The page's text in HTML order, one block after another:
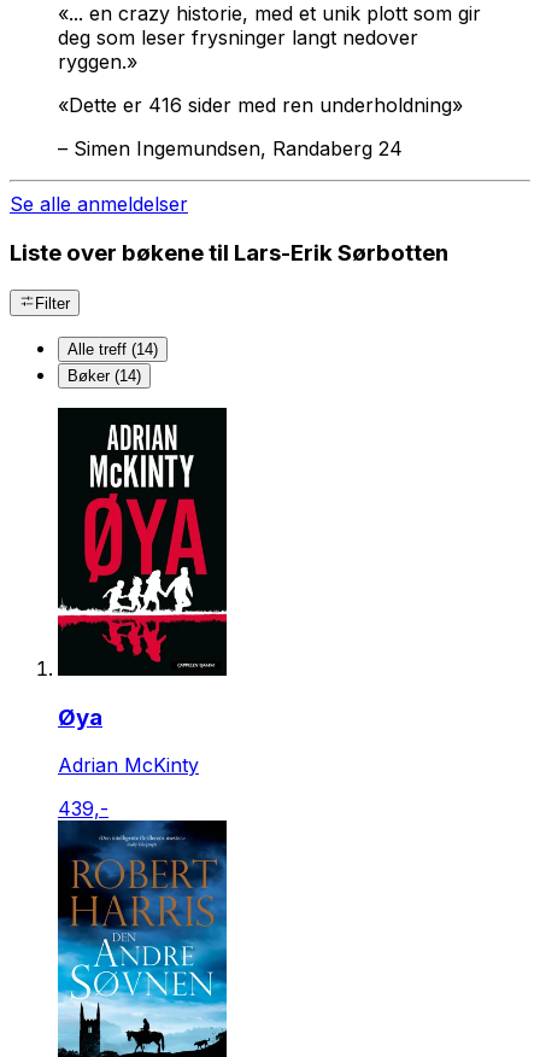
«... en crazy historie, med et unik plott som gir
deg som leser frysninger langt nedover
ryggen.»
«Dette er 416 sider med ren underholdning»
– Simen Ingemundsen, Randaberg 24
Se alle anmeldelser
Liste over bøkene til Lars-Erik Sørbotten
Filter
Alle treff (14)
Bøker (14)
Øya
Adrian McKinty
439,-